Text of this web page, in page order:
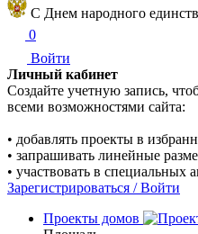
С Днем народного
0
Войти
Личный кабинет
Создайте учетную запись,
всеми возможностями сайта:
• добавлять проекты в
• запрашивать линейные
• участвовать в специальных
Зарегистрироваться / Войти
Проекты домов